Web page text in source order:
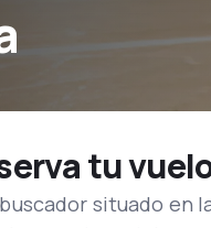
tu
situado en